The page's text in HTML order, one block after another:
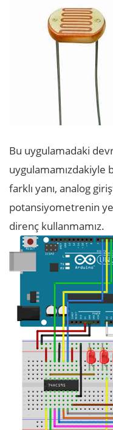
Bu uygulamadaki
uygulamamızdakiyle
farklı yanı, analog
potansiyometrenin
direnç kullanmamız.